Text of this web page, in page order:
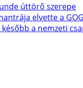
úttörő szerepe
elvette a
a nemzeti